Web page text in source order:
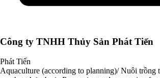
Công ty TNHH Thủy Sản Phát Tiến
Phát Tiến
Aquaculture (according to planning)/ Nuôi trồng